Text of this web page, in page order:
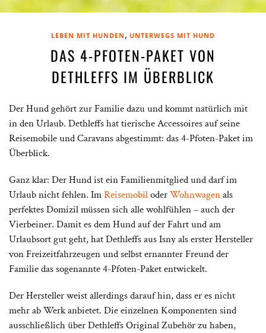
LEBEN MIT HUNDEN , UNTERWEGS MIT HUND
DAS 4-PFOTEN-PAKET VON
DETHLEFFS IM ÜBERBLICK
Der Hund gehört zur Familie dazu und kommt natürlich mit
in den Urlaub. Dethleffs hat tierische Accessoires auf seine
Reisemobile und Caravans abgestimmt: das 4-Pfoten-Paket im
Überblick.
Ganz klar: Der Hund ist ein Familienmitglied und darf im
Urlaub nicht fehlen. ImReisemobiloderWohnwagenals
perfektes Domizil müssen sich alle wohlfühlen – auch der
Vierbeiner. Damit es dem Hund auf der Fahrt und am
Urlaubsort gut geht, hat Dethleffs aus Isny als erster Hersteller
von Freizeitfahrzeugen und selbst ernannter Freund der
Familie das sogenannte 4-Pfoten-Paket entwickelt.
Der Hersteller weist allerdings darauf hin, dass er es nicht
mehr ab Werk anbietet. Die einzelnen Komponenten sind
ausschließlich über Dethleffs Original Zubehör zu haben,